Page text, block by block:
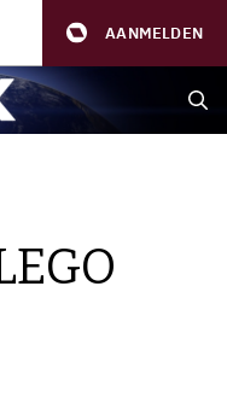
AANMELDEN